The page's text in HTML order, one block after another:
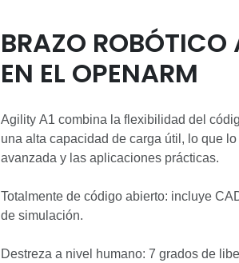
BRAZO ROBÓTICO
EN EL OPENARM
Agility A1 combina la flexibilidad del
una alta capacidad de carga útil, lo que
avanzada y las aplicaciones prácticas.
Totalmente de código abierto: incluye
de simulación.
Destreza a nivel humano: 7 grados de